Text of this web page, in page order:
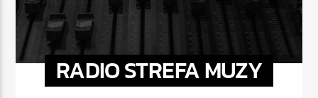
RADIO STREFA MUZY